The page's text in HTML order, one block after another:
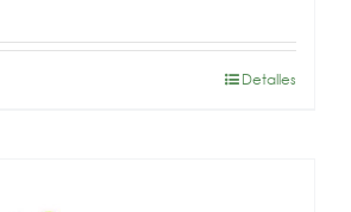
Detalles